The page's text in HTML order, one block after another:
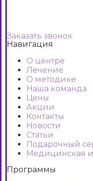
Заказать звонок
Навигация
О центре
Лечение
О методике
Наша команда
Цены
Акции
Контакты
Новости
Статьи
Подарочный
Медицинская
Программы